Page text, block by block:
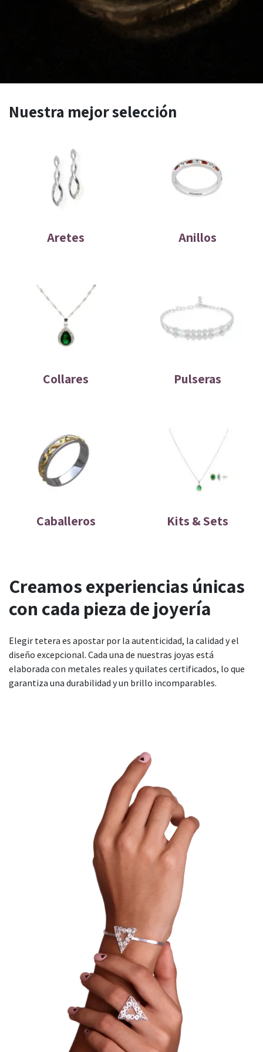
Nuestra mejor selección
Aretes Anillos
Collares Pulseras
Caballeros Kits & Sets
Creamos experiencias únicas
con cada pieza de joyería
Elegir tetera es apostar por la autenticidad, la calidad y el
diseño excepcional. Cada una de nuestras joyas está
elaborada con metales reales y quilates certificados, lo que
garantiza una durabilidad y un brillo incomparables.